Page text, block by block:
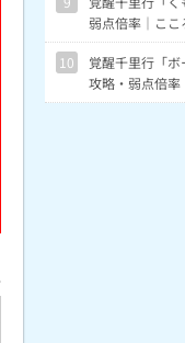
弱点倍率｜こ
10
覚醒千里行「ボ
攻略・弱点倍率